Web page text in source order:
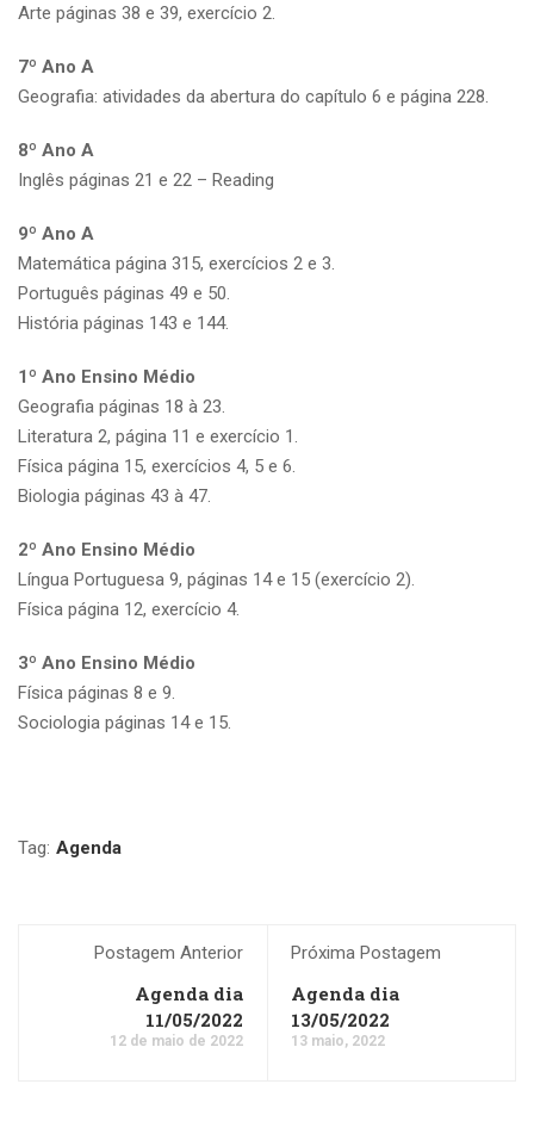
Arte páginas 38 e 39, exercício 2.
7º Ano A
Geografia: atividades da abertura do capítulo 6 e página 228.
8º Ano A
Inglês páginas 21 e 22 – Reading
9º Ano A
Matemática página 315, exercícios 2 e 3.
Português páginas 49 e 50.
História páginas 143 e 144.
1º Ano Ensino Médio
Geografia páginas 18 à 23.
Literatura 2, página 11 e exercício 1.
Física página 15, exercícios 4, 5 e 6.
Biologia páginas 43 à 47.
2º Ano Ensino Médio
Língua Portuguesa 9, páginas 14 e 15 (exercício 2).
Física página 12, exercício 4.
3º Ano Ensino Médio
Física páginas 8 e 9.
Sociologia páginas 14 e 15.
Tag: Agenda
Postagem Anterior
Agenda dia
11/05/2022
12 de maio de 2022
Próxima Postagem
Agenda dia
13/05/2022
13 maio, 2022